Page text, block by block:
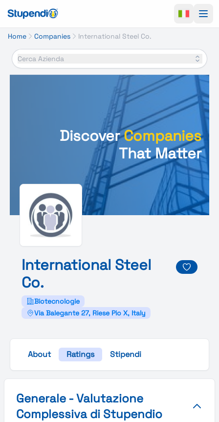
Home Companies International Steel Co.
Cerca Azienda
DiscoverCompanies
That Matter
International Steel
Co.
Biotecnologie
Via Balegante 27, Riese Pio X, Italy
About Ratings Stipendi
Generale - Valutazione
Complessiva di Stupendio